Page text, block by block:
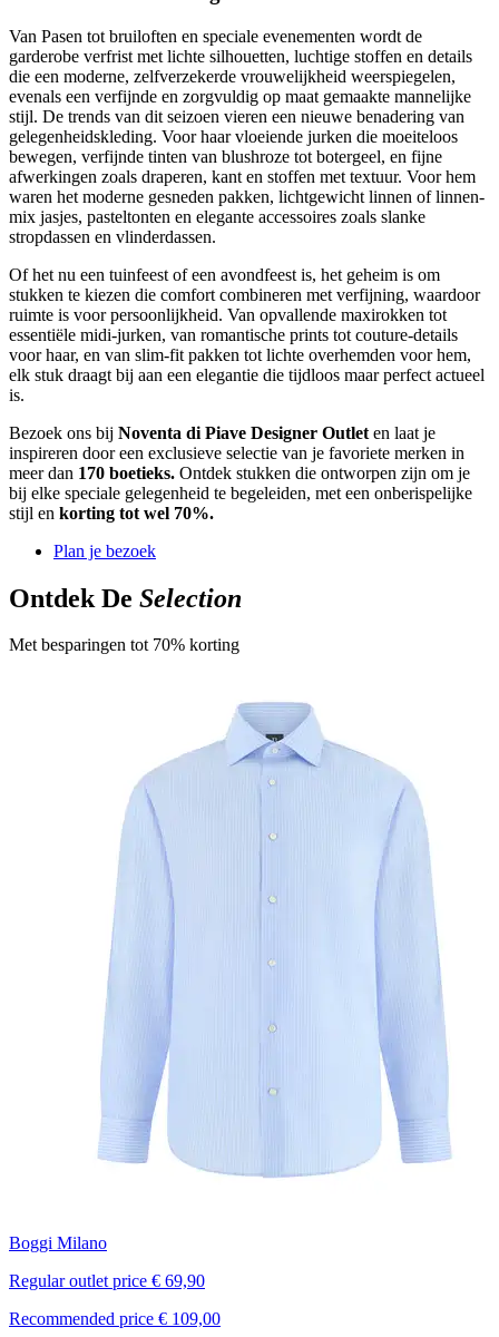
Van Pasen tot bruiloften en speciale evenementen wordt de
garderobe verfrist met lichte silhouetten, luchtige stoffen en details
die een moderne, zelfverzekerde vrouwelijkheid weerspiegelen,
evenals een verfijnde en zorgvuldig op maat gemaakte mannelijke
stijl. De trends van dit seizoen vieren een nieuwe benadering van
gelegenheidskleding. Voor haar vloeiende jurken die moeiteloos
bewegen, verfijnde tinten van blushroze tot botergeel, en fijne
afwerkingen zoals draperen, kant en stoffen met textuur. Voor hem
waren het moderne gesneden pakken, lichtgewicht linnen of linnen-
mix jasjes, pasteltonten en elegante accessoires zoals slanke
stropdassen en vlinderdassen.
Of het nu een tuinfeest of een avondfeest is, het geheim is om
stukken te kiezen die comfort combineren met verfijning, waardoor
ruimte is voor persoonlijkheid. Van opvallende maxirokken tot
essentiële midi-jurken, van romantische prints tot couture-details
voor haar, en van slim-fit pakken tot lichte overhemden voor hem,
elk stuk draagt bij aan een elegantie die tijdloos maar perfect actueel
is.
Bezoek ons bij Noventa di Piave Designer Outlet en laat je
inspireren door een exclusieve selectie van je favoriete merken in
meer dan 170 boetieks. Ontdek stukken die ontworpen zijn om je
bij elke speciale gelegenheid te begeleiden, met een onberispelijke
stijl en korting tot wel 70%.
Plan je bezoek
Ontdek De Selection
Met besparingen tot 70% korting
Boggi Milano
Regular outlet price € 69,90
Recommended price € 109,00